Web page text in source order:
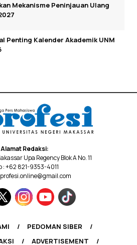
Mekanisme Peninjauan Ulang
Penting Kalender Akademik UNM
Alamat Redaksi:
Upa Regency Blok A No. 11
: +62 821-9353-4011
PEDOMAN SIBER
ADVERTISEMENT